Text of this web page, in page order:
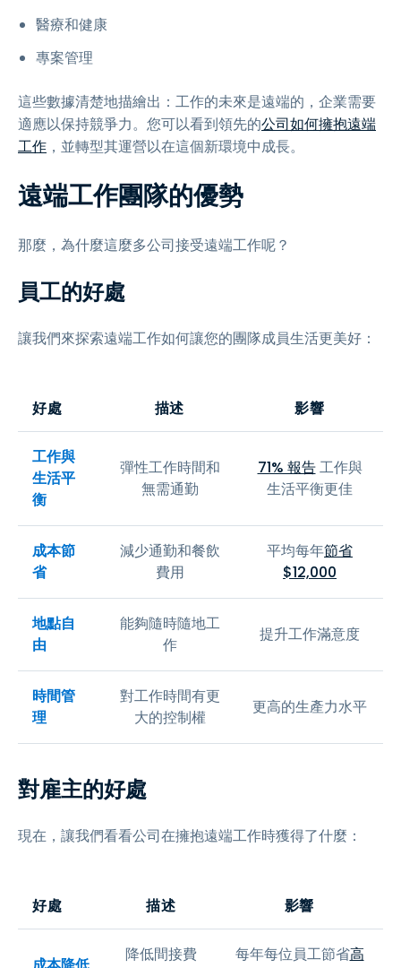
醫療和健康
專案管理
這些數據清楚地描繪出：工作的未來是遠端的，企業需要
適應以保持競爭力。您可以看到領先的公司如何擁抱遠端
工作 ，並轉型其運營以在這個新環境中成長。
遠端工作團隊的優勢
那麼，為什麼這麼多公司接受遠端工作呢？
員工的好處
讓我們來探索遠端工作如何讓您的團隊成員生活更美好：
好處 描述 影響
工作與
生活平
衡
彈性工作時間和
無需通勤
71% 報告工作與
生活平衡更佳
成本節
省
減少通勤和餐飲
費用
平均每年節省
$12,000
地點自
由
能夠隨時隨地工
作
提升工作滿意度
時間管
理
對工作時間有更
大的控制權
更高的生產力水平
對雇主的好處
現在，讓我們看看公司在擁抱遠端工作時獲得了什麼：
好處 描述 影響
降低間接費
每年每位員工節省高